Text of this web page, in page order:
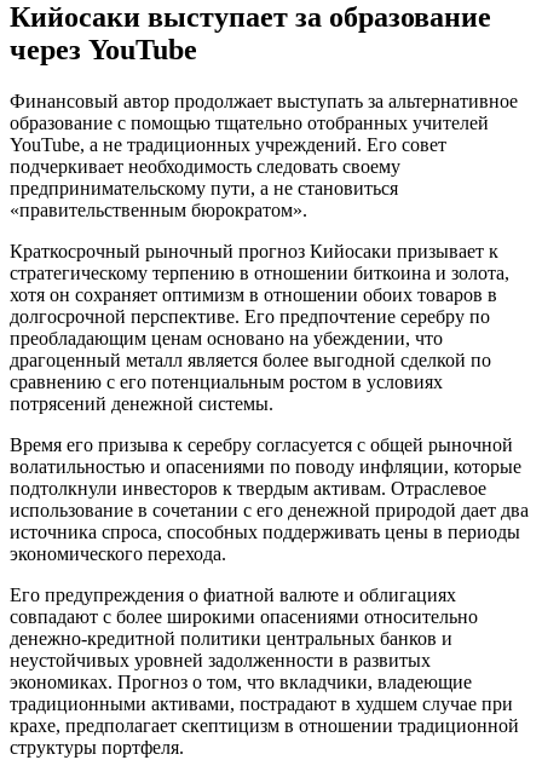
Кийосаки выступает за образование
через YouTube
Финансовый автор продолжает выступать за альтернативное
образование с помощью тщательно отобранных учителей
YouTube, а не традиционных учреждений. Его совет
подчеркивает необходимость следовать своему
предпринимательскому пути, а не становиться
«правительственным бюрократом».
Краткосрочный рыночный прогноз Кийосаки призывает к
стратегическому терпению в отношении биткоина и золота,
хотя он сохраняет оптимизм в отношении обоих товаров в
долгосрочной перспективе. Его предпочтение серебру по
преобладающим ценам основано на убеждении, что
драгоценный металл является более выгодной сделкой по
сравнению с его потенциальным ростом в условиях
потрясений денежной системы.
Время его призыва к серебру согласуется с общей рыночной
волатильностью и опасениями по поводу инфляции, которые
подтолкнули инвесторов к твердым активам. Отраслевое
использование в сочетании с его денежной природой дает два
источника спроса, способных поддерживать цены в периоды
экономического перехода.
Его предупреждения о фиатной валюте и облигациях
совпадают с более широкими опасениями относительно
денежно-кредитной политики центральных банков и
неустойчивых уровней задолженности в развитых
экономиках. Прогноз о том, что вкладчики, владеющие
традиционными активами, пострадают в худшем случае при
крахе, предполагает скептицизм в отношении традиционной
структуры портфеля.